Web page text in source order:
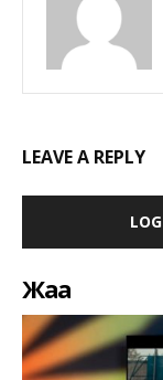
LEAVE A REPLY
Жаңа